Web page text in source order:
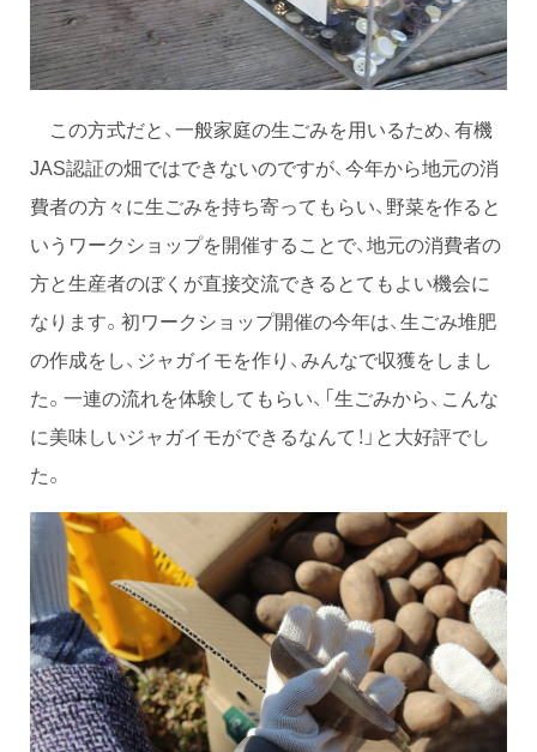
この方式だと、一般家庭の生ごみを用いるため、有機
JAS認証の畑ではできないのですが、今年から地元の消
費者の方々に生ごみを持ち寄ってもらい、野菜を作ると
いうワークショップを開催することで、地元の消費者の
方と生産者のぼくが直接交流できるとてもよい機会に
なります。初ワークショップ開催の今年は、生ごみ堆肥
の作成をし、ジャガイモを作り、みんなで収獲をしまし
た。一連の流れを体験してもらい、「生ごみから、こんな
に美味しいジャガイモができるなんて！」と大好評でし
た。